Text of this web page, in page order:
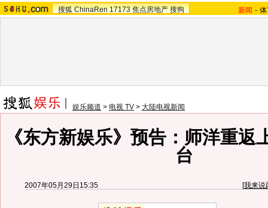
搜狐 ChinaRen 17173 焦点房地产 搜狗 新闻 -
娱乐频道 > 电视 TV > 大陆电视新闻
《东方新娱乐》预告：师洋重返
台
2007年05月29日15:35 [我来说